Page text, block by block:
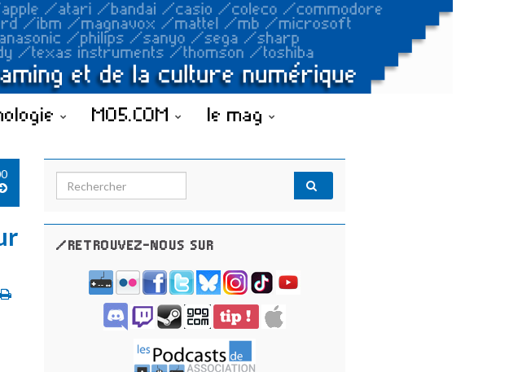
MO5.COM le mag
Search for:
/RETROUVEZ-NOUS SUR